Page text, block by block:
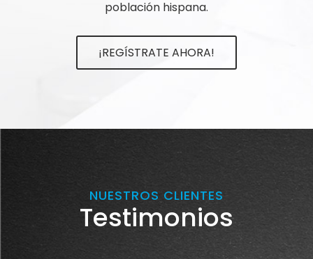
población hispana.
¡REGÍSTRATE AHORA!
NUESTROS CLIENTES
Testimonios